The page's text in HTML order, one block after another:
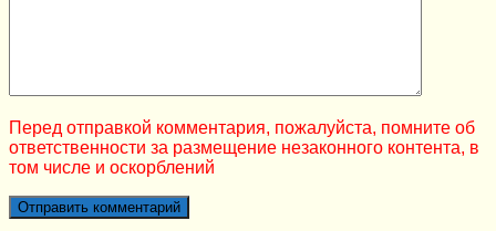
Перед отправкой комментария, пожалуйста, помните об
ответственности за размещение незаконного контента, в
том числе и оскорблений